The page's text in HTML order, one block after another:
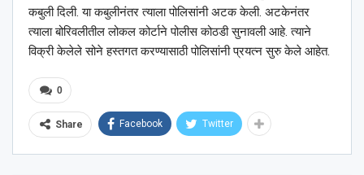
कबुली दिली. या कबुलीनंतर त्याला पोलिसांनी अटक केली. अटकेनंतर
त्याला बोरिवलीतील लोकल कोर्टाने पोलीस कोठडी सुनावली आहे. त्याने
विक्री केलेले सोने हस्तगत करण्यासाठी पोलिसांनी प्रयत्न सुरु केले आहेत.
0
Share Facebook Twitter